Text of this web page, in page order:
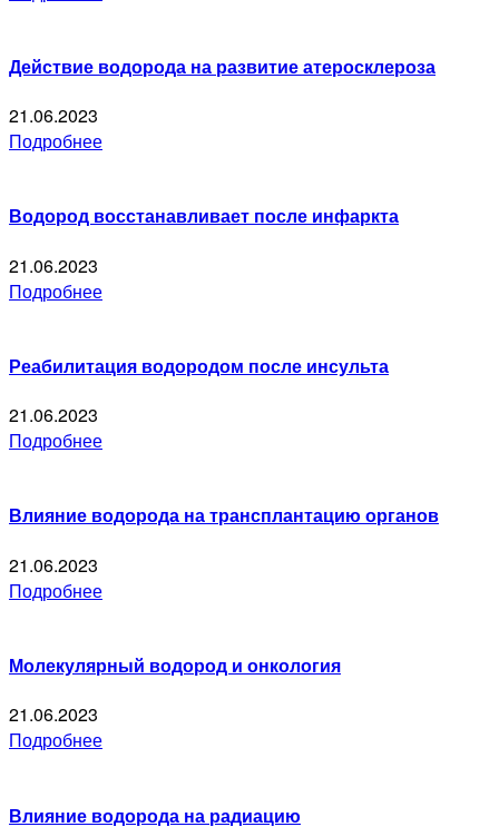
Действие водорода на развитие атеросклероза
21.06.2023
Подробнее
Водород восстанавливает после инфаркта
21.06.2023
Подробнее
Реабилитация водородом после инсульта
21.06.2023
Подробнее
Влияние водорода на трансплантацию органов
21.06.2023
Подробнее
Молекулярный водород и онкология
21.06.2023
Подробнее
Влияние водорода на радиацию